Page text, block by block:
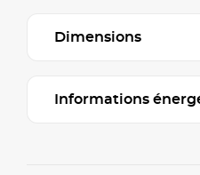
Dimensions
Informations